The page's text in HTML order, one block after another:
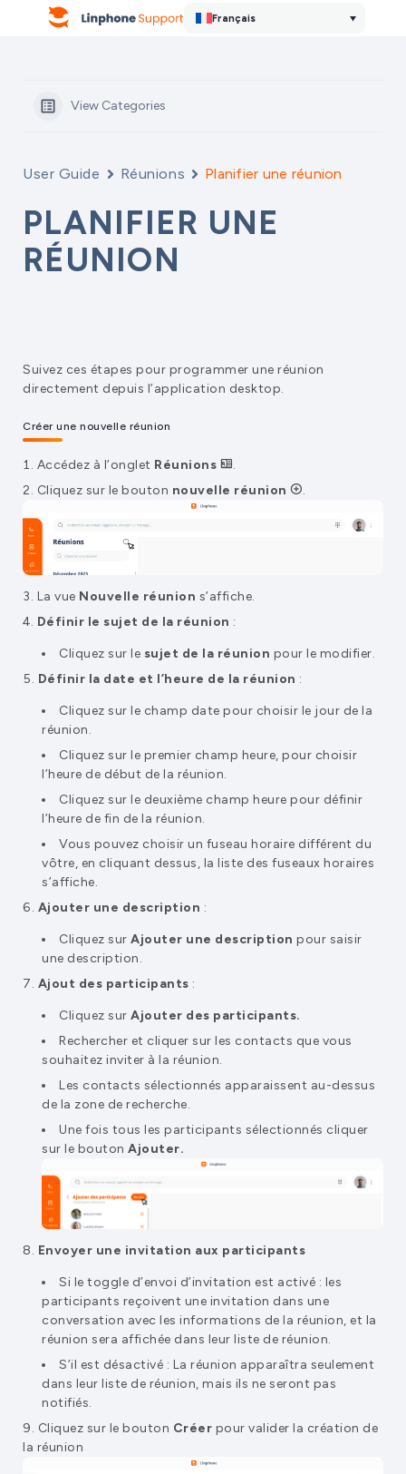
Français
View Categories
User Guide Réunions Planifier une réunion
PLANIFIER UNE
RÉUNION
Suivez ces étapes pour programmer une réunion
directement depuis l’application desktop.
Créer une nouvelle réunion
Accédez à l’onglet Réunions
.
Cliquez sur le bouton nouvelle réunion .
La vue Nouvelle réunion s’affiche.
Définir le sujet de la réunion :
Cliquez sur le sujet de la réunion pour le modifier.
Définir la date et l’heure de la réunion :
Cliquez sur le champ date pour choisir le jour de la
réunion.
Cliquez sur le premier champ heure, pour choisir
l’heure de début de la réunion.
Cliquez sur le deuxième champ heure pour définir
l’heure de fin de la réunion.
Vous pouvez choisir un fuseau horaire différent du
vôtre, en cliquant dessus, la liste des fuseaux horaires
s’affiche.
Ajouter une description :
Cliquez sur Ajouter une description pour saisir
une description.
Ajout des participants :
Cliquez sur Ajouter des participants.
Rechercher et cliquer sur les contacts que vous
souhaitez inviter à la réunion.
Les contacts sélectionnés apparaissent au-dessus
de la zone de recherche.
Une fois tous les participants sélectionnés cliquer
sur le bouton Ajouter.
Envoyer une invitation aux participants
Si le toggle d’envoi d’invitation est activé : les
participants reçoivent une invitation dans une
conversation avec les informations de la réunion, et la
réunion sera affichée dans leur liste de réunion.
S’il est désactivé : La réunion apparaîtra seulement
dans leur liste de réunion, mais ils ne seront pas
notifiés.
Cliquez sur le bouton Créer pour valider la création de
la réunion